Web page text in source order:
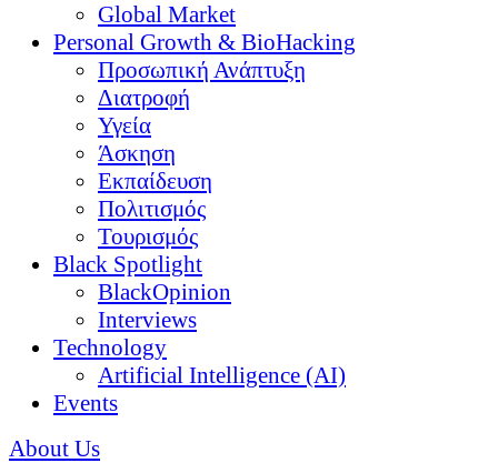
Global Market
Personal Growth & BioHacking
Προσωπική Ανάπτυξη
Διατροφή
Υγεία
Άσκηση
Εκπαίδευση
Πολιτισμός
Τουρισμός
Black Spotlight
BlackOpinion
Interviews
Technology
Artificial Intelligence (AI)
Events
About Us